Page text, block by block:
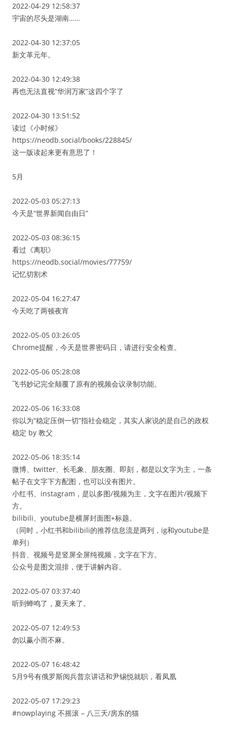
2022-04-29 12:58:37
宇宙的尽头是湖南……
2022-04-30 12:37:05
新文革元年。
2022-04-30 12:49:38
再也无法直视“华润万家”这四个字了
2022-04-30 13:51:52
读过《小时候》
https://neodb.social/books/228845/
这一版读起来更有意思了！
5月
2022-05-03 05:27:13
今天是“世界新闻自由日”
2022-05-03 08:36:15
看过《离职》
https://neodb.social/movies/77759/
记忆切割术
2022-05-04 16:27:47
今天吃了两顿夜宵
2022-05-05 03:26:05
Chrome提醒，今天是世界密码日，请进行安全检查。
2022-05-06 05:28:08
飞书妙记完全颠覆了原有的视频会议录制功能。
2022-05-06 16:33:08
你以为“稳定压倒一切”指社会稳定，其实人家说的是自己的政权
稳定 by 教父
2022-05-06 18:35:14
微博、twitter、长毛象、朋友圈、即刻，都是以文字为主，一条
帖子在文字下方配图，也可以没有图片。
小红书、instagram，是以多图/视频为主，文字在图片/视频下
方。
bilibili、youtube是横屏封面图+标题。
（同时，小红书和bilibili的推荐信息流是两列，ig和youtube是
单列）
抖音、视频号是竖屏全屏纯视频，文字在下方。
公众号是图文混排，便于讲解内容。
2022-05-07 03:37:40
听到蝉鸣了，夏天来了。
2022-05-07 12:49:53
勿以赢小而不麻。
2022-05-07 16:48:42
5月9号有俄罗斯阅兵普京讲话和尹锡悦就职，看凤凰
2022-05-07 17:29:23
#nowplaying 不摇滚 – 八三夭/房东的猫